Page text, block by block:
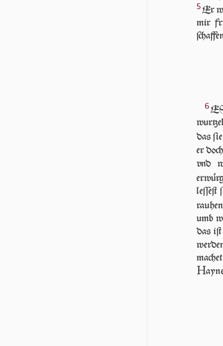
5Er
mir
6
das
er
vnd
umb
das
H